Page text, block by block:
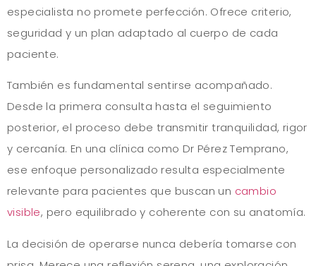
especialista no promete perfección. Ofrece criterio,
seguridad y un plan adaptado al cuerpo de cada
paciente.
También es fundamental sentirse acompañado.
Desde la primera consulta hasta el seguimiento
posterior, el proceso debe transmitir tranquilidad, rigor
y cercanía. En una clínica como Dr Pérez Temprano,
ese enfoque personalizado resulta especialmente
relevante para pacientes que buscan un cambio
visible, pero equilibrado y coherente con su anatomía.
La decisión de operarse nunca debería tomarse con